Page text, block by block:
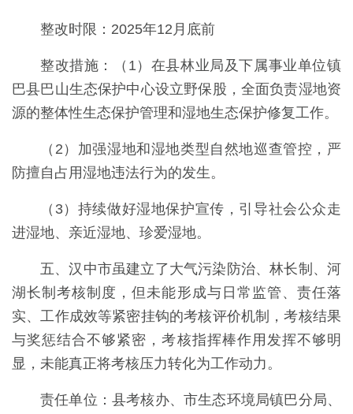
整改时限：2025年12月底前
整改措施：（1）在县林业局及下属事业单位镇
巴县巴山生态保护中心设立野保股，全面负责湿地资
源的整体性生态保护管理和湿地生态保护修复工作。
（2）加强湿地和湿地类型自然地巡查管控，严
防擅自占用湿地违法行为的发生。
（3）持续做好湿地保护宣传，引导社会公众走
进湿地、亲近湿地、珍爱湿地。
五、汉中市虽建立了大气污染防治、林长制、河
湖长制考核制度，但未能形成与日常监管、责任落
实、工作成效等紧密挂钩的考核评价机制，考核结果
与奖惩结合不够紧密，考核指挥棒作用发挥不够明
显，未能真正将考核压力转化为工作动力。
责任单位：县考核办、市生态环境局镇巴分局、